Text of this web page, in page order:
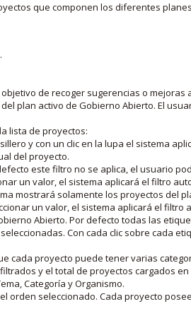
que componen los diferentes
de recoger sugerencias o mejoras
plan activo de Gobierno Abierto. El
lista de proyectos:
y con un clic en la lupa el sistema
del proyecto.
este filtro no se aplica, el usuario
un valor, el sistema aplicará el filtro
mostrará solamente los proyectos del
un valor, el sistema aplicará el filtro
Abierto. Por defecto todas las
Con cada clic sobre cada
cada proyecto puede tener varias
y el total de proyectos cargados
Categoría y Organismo.
orden seleccionado. Cada proyecto